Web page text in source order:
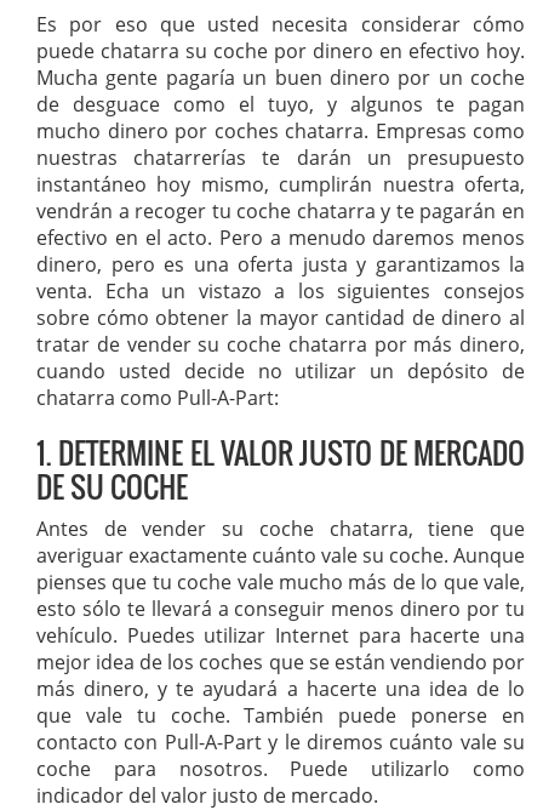
Es por eso que usted necesita considerar cómo
puede chatarra su coche por dinero en efectivo hoy.
Mucha gente pagaría un buen dinero por un coche
de desguace como el tuyo, y algunos te pagan
mucho dinero por coches chatarra. Empresas como
nuestras chatarrerías te darán un presupuesto
instantáneo hoy mismo, cumplirán nuestra oferta,
vendrán a recoger tu coche chatarra y te pagarán en
efectivo en el acto. Pero a menudo daremos menos
dinero, pero es una oferta justa y garantizamos la
venta. Echa un vistazo a los siguientes consejos
sobre cómo obtener la mayor cantidad de dinero al
tratar de vender su coche chatarra por más dinero,
cuando usted decide no utilizar un depósito de
chatarra como Pull-A-Part:
1. DETERMINE EL VALOR JUSTO DE MERCADO
DE SU COCHE
Antes de vender su coche chatarra, tiene que
averiguar exactamente cuánto vale su coche. Aunque
pienses que tu coche vale mucho más de lo que vale,
esto sólo te llevará a conseguir menos dinero por tu
vehículo. Puedes utilizar Internet para hacerte una
mejor idea de los coches que se están vendiendo por
más dinero, y te ayudará a hacerte una idea de lo
que vale tu coche. También puede ponerse en
contacto con Pull-A-Part y le diremos cuánto vale su
coche para nosotros. Puede utilizarlo como
indicador del valor justo de mercado.